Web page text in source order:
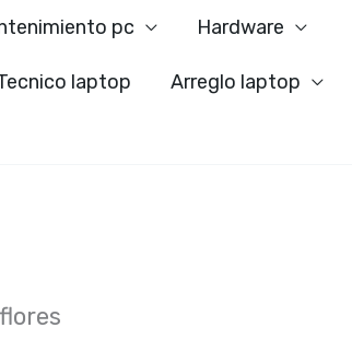
pc Hardware
laptop Arreglo laptop